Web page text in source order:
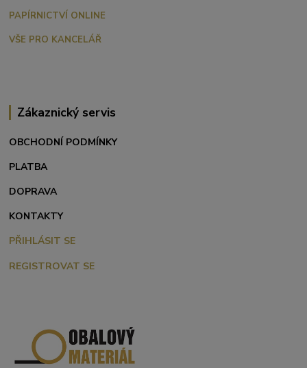
PAPÍRNICTVÍ ONLINE
VŠE PRO KANCELÁŘ
Zákaznický servis
OBCHODNÍ PODMÍNKY
PLATBA
DOPRAVA
KONTAKTY
PŘIHLÁSIT SE
REGISTROVAT SE